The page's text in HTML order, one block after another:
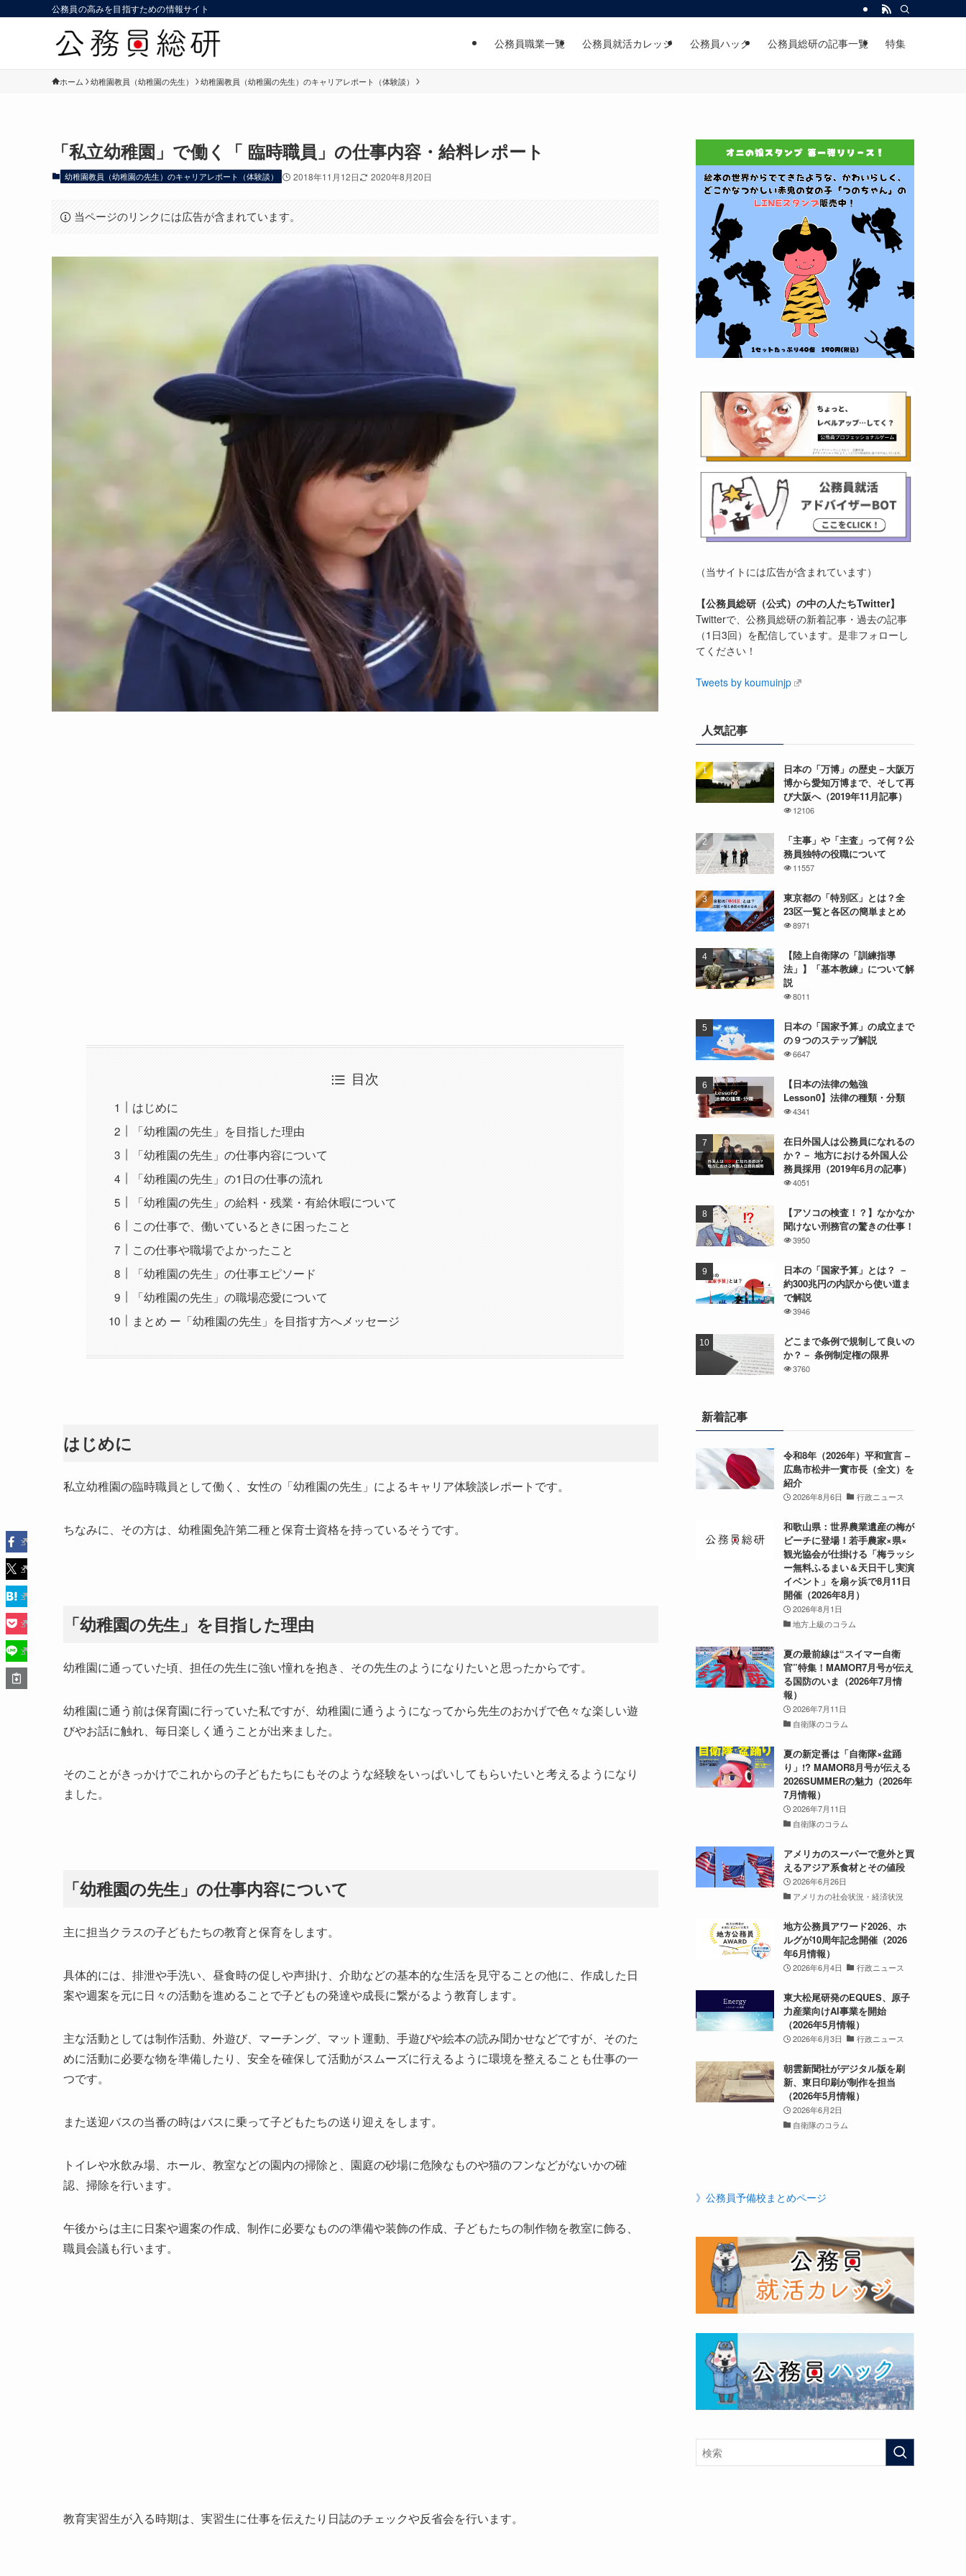
公務員の高みを目指すための情報サイト
公務員職業一覧 公務員就活カレッジ 公務員ハック 公務員総研の記事一覧 特集
ホーム 幼稚園教員（幼稚園の先生） 幼稚園教員（幼稚園の先生）のキャリアレポート（体験談）
「私立幼稚園」で働く「 臨時職員」の仕事内容・給料レポート
幼稚園教員（幼稚園の先生）のキャリアレポート（体験談） 2018年11月12日 2020年8月20日
当ページのリンクには広告が含まれています。
目次
はじめに
「幼稚園の先生」を目指した理由
「幼稚園の先生」の仕事内容について
「幼稚園の先生」の1日の仕事の流れ
「幼稚園の先生」の給料・残業・有給休暇について
この仕事で、働いているときに困ったこと
この仕事や職場でよかったこと
「幼稚園の先生」の仕事エピソード
「幼稚園の先生」の職場恋愛について
まとめ ー「幼稚園の先生」を目指す方へメッセージ
はじめに
私立幼稚園の臨時職員として働く、女性の「幼稚園の先生」によるキャリア体験談レポートです。
ちなみに、その方は、幼稚園免許第二種と保育士資格を持っているそうです。
「幼稚園の先生」を目指した理由
幼稚園に通っていた頃、担任の先生に強い憧れを抱き、その先生のようになりたいと思ったからです。
幼稚園に通う前は保育園に行っていた私ですが、幼稚園に通うようになってから先生のおかげで色々な楽しい遊
びやお話に触れ、毎日楽しく通うことが出来ました。
そのことがきっかけでこれからの子どもたちにもそのような経験をいっぱいしてもらいたいと考えるようになり
ました。
「幼稚園の先生」の仕事内容について
主に担当クラスの子どもたちの教育と保育をします。
具体的には、排泄や手洗い、昼食時の促しや声掛け、介助などの基本的な生活を見守ることの他に、作成した日
案や週案を元に日々の活動を進めることで子どもの発達や成長に繋がるよう教育します。
主な活動としては制作活動、外遊び、マーチング、マット運動、手遊びや絵本の読み聞かせなどですが、そのた
めに活動に必要な物を準備したり、安全を確保して活動がスムーズに行えるように環境を整えることも仕事の一
つです。
また送迎バスの当番の時はバスに乗って子どもたちの送り迎えをします。
トイレや水飲み場、ホール、教室などの園内の掃除と、園庭の砂場に危険なものや猫のフンなどがないかの確
認、掃除を行います。
午後からは主に日案や週案の作成、制作に必要なものの準備や装飾の作成、子どもたちの制作物を教室に飾る、
職員会議も行います。
教育実習生が入る時期は、実習生に仕事を伝えたり日誌のチェックや反省会を行います。
（当サイトには広告が含まれています）
【公務員総研（公式）の中の人たちTwitter】
Twitterで、公務員総研の新着記事・過去の記事
（1日3回）を配信しています。是非フォローし
てください！
Tweets by koumuinjp
人気記事
日本の「万博」の歴史－大阪万
博から愛知万博まで、そして再
び大阪へ（2019年11月記事）
12106
「主事」や「主査」って何？公
務員独特の役職について
11557
東京都の「特別区」とは？全
23区一覧と各区の簡単まとめ
8971
【陸上自衛隊の「訓練指導
法」】「基本教練」について解
説
8011
日本の「国家予算」の成立まで
の９つのステップ解説
6647
【日本の法律の勉強
Lesson0】法律の種類・分類
4341
在日外国人は公務員になれるの
か？－ 地方における外国人公
務員採用（2019年6月の記事）
4051
【アソコの検査！？】なかなか
聞けない刑務官の驚きの仕事！
3950
日本の「国家予算」とは？ －
約300兆円の内訳から使い道ま
で解説
3946
どこまで条例で規制して良いの
か？－ 条例制定権の限界
3760
新着記事
令和8年（2026年）平和宣言 –
広島市松井一實市長（全文）を
紹介
2026年8月6日 行政ニュース
和歌山県：世界農業遺産の梅が
ビーチに登場！若手農家×県×
観光協会が仕掛ける「梅ラッシ
ー無料ふるまい＆天日干し実演
イベント」を扇ヶ浜で8月11日
開催（2026年8月）
2026年8月1日
地方上級のコラム
夏の最前線は“スイマー自衛
官”特集！MAMOR7月号が伝え
る国防のいま（2026年7月情
報）
2026年7月11日
自衛隊のコラム
夏の新定番は「自衛隊×盆踊
り」!? MAMOR8月号が伝える
2026SUMMERの魅力（2026年
7月情報）
2026年7月11日
自衛隊のコラム
アメリカのスーパーで意外と買
えるアジア系食材とその値段
2026年6月26日
アメリカの社会状況・経済状況
地方公務員アワード2026、ホ
ルグが10周年記念開催（2026
年6月情報）
2026年6月4日 行政ニュース
東大松尾研発のEQUES、原子
力産業向けAI事業を開始
（2026年5月情報）
2026年6月3日 行政ニュース
朝雲新聞社がデジタル版を刷
新、東日印刷が制作を担当
（2026年5月情報）
2026年6月2日
自衛隊のコラム
》公務員予備校まとめページ